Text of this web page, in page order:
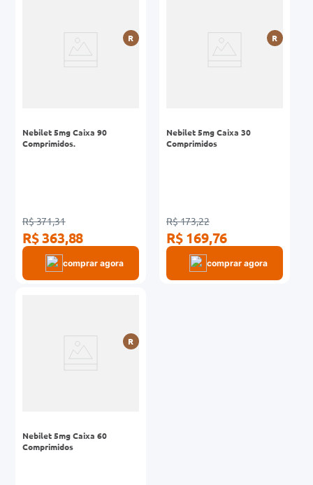
R
Nebilet 5mg Caixa 90
Comprimidos.
R$ 371,31
R$ 363,88
comprar agora
R
Nebilet 5mg Caixa 30
Comprimidos
R$ 173,22
R$ 169,76
comprar agora
R
Nebilet 5mg Caixa 60
Comprimidos